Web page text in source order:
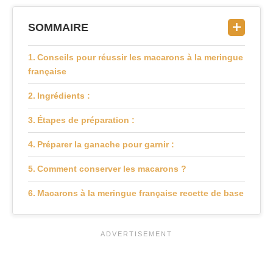
SOMMAIRE
Conseils pour réussir les macarons à la meringue
française
Ingrédients :
Étapes de préparation :
Préparer la ganache pour garnir :
Comment conserver les macarons ?
Macarons à la meringue française recette de base